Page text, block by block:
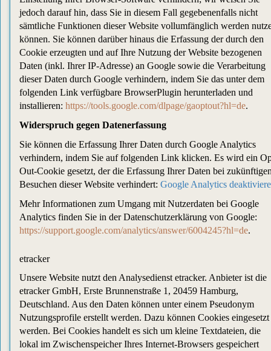
jedoch darauf hin, dass Sie in diesem Fall gegebenenfalls nicht
sämtliche Funktionen dieser Website vollumfänglich werden
können. Sie können darüber hinaus die Erfassung der durch den
Cookie erzeugten und auf Ihre Nutzung der Website bezogenen
Daten (inkl. Ihrer IP-Adresse) an Google sowie die Verarbeitung
dieser Daten durch Google verhindern, indem Sie das unter dem
folgenden Link verfügbare BrowserPlugin herunterladen und
installieren: https://tools.google.com/dlpage/gaoptout?hl=de.
Widerspruch gegen Datenerfassung
Sie können die Erfassung Ihrer Daten durch Google Analytics
verhindern, indem Sie auf folgenden Link klicken. Es wird ein
Out-Cookie gesetzt, der die Erfassung Ihrer Daten bei
Besuchen dieser Website verhindert: Google Analytics
Mehr Informationen zum Umgang mit Nutzerdaten bei Google
Analytics finden Sie in der Datenschutzerklärung von Google:
https://support.google.com/analytics/answer/6004245?hl=de.
etracker
Unsere Website nutzt den Analysedienst etracker. Anbieter ist die
etracker GmbH, Erste Brunnenstraße 1, 20459 Hamburg,
Deutschland. Aus den Daten können unter einem Pseudonym
Nutzungsprofile erstellt werden. Dazu können Cookies eingesetzt
werden. Bei Cookies handelt es sich um kleine Textdateien, die
lokal im Zwischenspeicher Ihres Internet-Browsers gespeichert